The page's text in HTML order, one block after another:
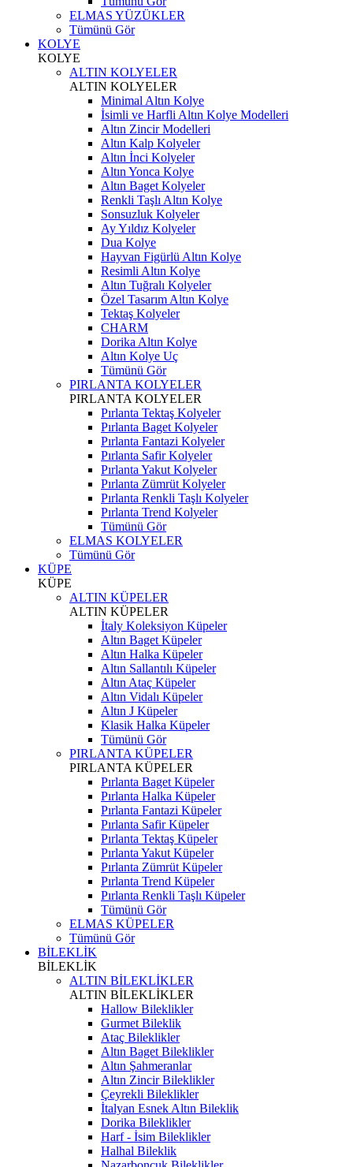
ELMAS YÜZÜKLER
Tümünü Gör
KOLYE
KOLYE
ALTIN KOLYELER
ALTIN KOLYELER
Minimal Altın Kolye
İsimli ve Harfli Altın Kolye Modelleri
Altın Zincir Modelleri
Altın Kalp Kolyeler
Altın İnci Kolyeler
Altın Yonca Kolye
Altın Baget Kolyeler
Renkli Taşlı Altın Kolye
Sonsuzluk Kolyeler
Ay Yıldız Kolyeler
Dua Kolye
Hayvan Figürlü Altın Kolye
Resimli Altın Kolye
Altın Tuğralı Kolyeler
Özel Tasarım Altın Kolye
Tektaş Kolyeler
CHARM
Dorika Altın Kolye
Altın Kolye Uç
Tümünü Gör
PIRLANTA KOLYELER
PIRLANTA KOLYELER
Pırlanta Tektaş Kolyeler
Pırlanta Baget Kolyeler
Pırlanta Fantazi Kolyeler
Pırlanta Safir Kolyeler
Pırlanta Yakut Kolyeler
Pırlanta Zümrüt Kolyeler
Pırlanta Renkli Taşlı Kolyeler
Pırlanta Trend Kolyeler
Tümünü Gör
ELMAS KOLYELER
Tümünü Gör
KÜPE
KÜPE
ALTIN KÜPELER
ALTIN KÜPELER
İtaly Koleksiyon Küpeler
Altın Baget Küpeler
Altın Halka Küpeler
Altın Sallantılı Küpeler
Altın Ataç Küpeler
Altın Vidalı Küpeler
Altın J Küpeler
Klasik Halka Küpeler
Tümünü Gör
PIRLANTA KÜPELER
PIRLANTA KÜPELER
Pırlanta Baget Küpeler
Pırlanta Halka Küpeler
Pırlanta Fantazi Küpeler
Pırlanta Safir Küpeler
Pırlanta Tektaş Küpeler
Pırlanta Yakut Küpeler
Pırlanta Zümrüt Küpeler
Pırlanta Trend Küpeler
Pırlanta Renkli Taşlı Küpeler
Tümünü Gör
ELMAS KÜPELER
Tümünü Gör
BİLEKLİK
BİLEKLİK
ALTIN BİLEKLİKLER
ALTIN BİLEKLİKLER
Hallow Bileklikler
Gurmet Bileklik
Ataç Bileklikler
Altın Baget Bileklikler
Altın Şahmeranlar
Altın Zincir Bileklikler
Çeyrekli Bileklikler
İtalyan Esnek Altın Bileklik
Dorika Bileklikler
Harf - İsim Bileklikler
Halhal Bileklik